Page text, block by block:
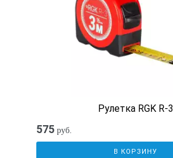
Рулетка RGK R-3
575 руб.
В КОРЗИНУ